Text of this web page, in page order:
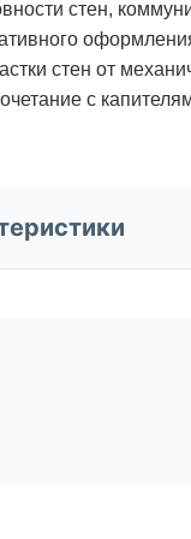
стен,
стен от
с